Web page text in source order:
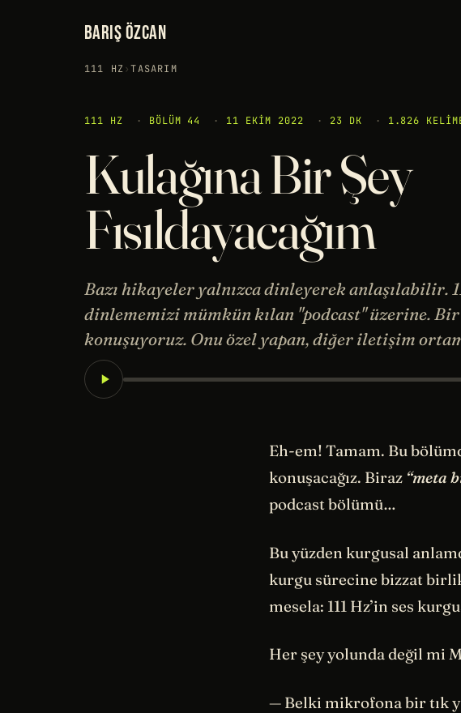
BARIŞ ÖZCAN
111 HZ›TASARIM
111 HZ · BÖLÜM 44 · 11 EKIM 2022 · 23 DK · 1.826
Kulağına Bir Şey
Fısıldayacağım
Bazı hikayeler yalnızca dinleyerek anlaşılabilir.
dinlememizi mümkün kılan "podcast" üzerine.
konuşuyoruz. Onu özel yapan, diğer iletişim
Eh-em! Tamam. Bu
konuşacağız. Biraz “meta
podcast bölümü…
Bu yüzden kurgusal
kurgu sürecine bizzat
mesela: 111 Hz’in ses
Her şey yolunda değil mi
— Belki mikrofona bir tık